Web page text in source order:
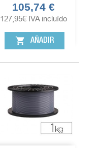
Precio
105,74 €
127,95€ IVA incluído
shopping_cart AÑADIR